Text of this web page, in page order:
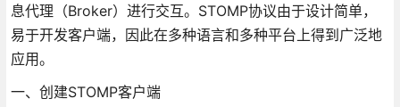
息代理（Broker）进行交互。STOMP协议由于设计简单，
易于开发客户端，因此在多种语言和多种平台上得到广泛地
应用。
一、创建STOMP客户端